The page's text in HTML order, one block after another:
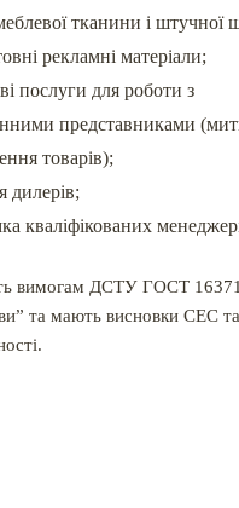
тканини і штучної
рекламні матеріали;
послуги для роботи з
представниками
товарів);
дилерів;
кваліфікованих
вимогам ДСТУ ГОСТ
та мають висновки СЕС та